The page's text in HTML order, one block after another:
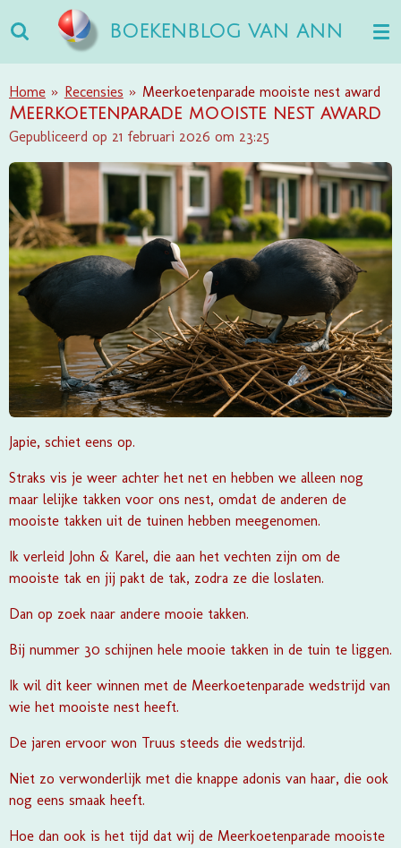
direct
naar
de
hoofdinhoud
BOEKENBLOG VAN ANN
Home » Recensies » Meerkoetenparade mooiste nest award
Meerkoetenparade mooiste nest award
Gepubliceerd op 21 februari 2026 om 23:25
Japie, schiet eens op.
Straks vis je weer achter het net en hebben we alleen nog
maar lelijke takken voor ons nest, omdat de anderen de
mooiste takken uit de tuinen hebben meegenomen.
Ik verleid John & Karel, die aan het vechten zijn om de
mooiste tak en jij pakt de tak, zodra ze die loslaten.
Dan op zoek naar andere mooie takken.
Bij nummer 30 schijnen hele mooie takken in de tuin te liggen.
Ik wil dit keer winnen met de Meerkoetenparade wedstrijd van
wie het mooiste nest heeft.
De jaren ervoor won Truus steeds die wedstrijd.
Niet zo verwonderlijk met die knappe adonis van haar, die ook
nog eens smaak heeft.
Hoe dan ook is het tijd dat wij de Meerkoetenparade mooiste